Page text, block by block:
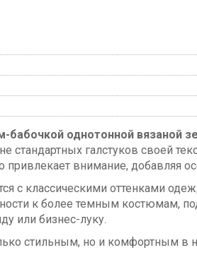
бабочкой однотонной вязаной
стандартных галстуков своей
внимание, добавляя
с классическими оттенками
к более темным костюмам,
или бизнес-луку.
стильным, но и комфортным